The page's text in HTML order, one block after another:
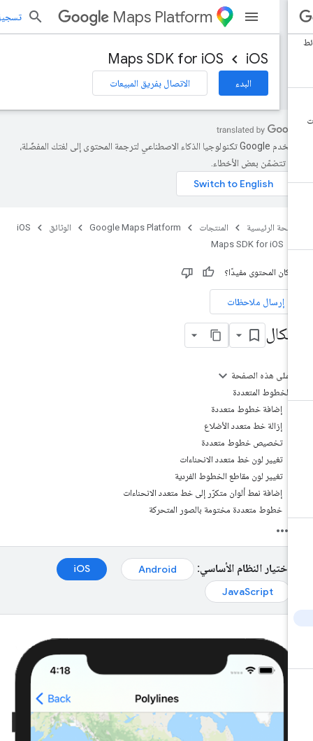
Maps Platform تسجيل
iOS
Maps SDK for iOS
الاتصال بفريق المبيعات
تستخدم Google تكنولوجيا الذكاء الاصطناعي لترجمة المحتوى إلى لغتك المفضّلة،
تتضمّن بعض الأخطاء.
الرئيسية المنتجات Google Maps Platform الوثائق
iOS
Maps SDK for iOS
كان المحتوى مفيدًا؟
إرسال ملاحظات
على هذه الصفحة
الخطوط المتعددة
إضافة خطوط متعددة
إزالة خط متعدد الأضلاع
تخصيص خطوط متعددة
تغيير لون خط متعدد الانحناءات
تغيير لون مقاطع الخطوط الفردية
إضافة نمط ألوان متكرّر إلى خط متعدد الانحناءات
خطوط متعددة مختومة بالصور المتحركة
اختيار النظام الأساسي: Android‏
iOS‏
JavaScript‏